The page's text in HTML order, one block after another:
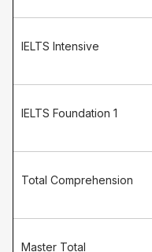
IELTS Intensive
IELTS Foundation 1
Total Comprehension
Master Total